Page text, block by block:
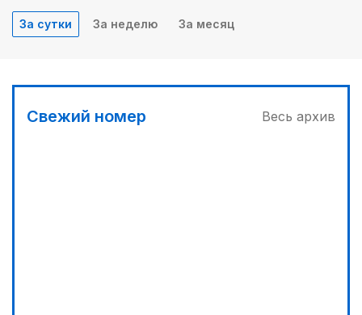
За сутки За неделю За месяц
Свежий номер Весь архив